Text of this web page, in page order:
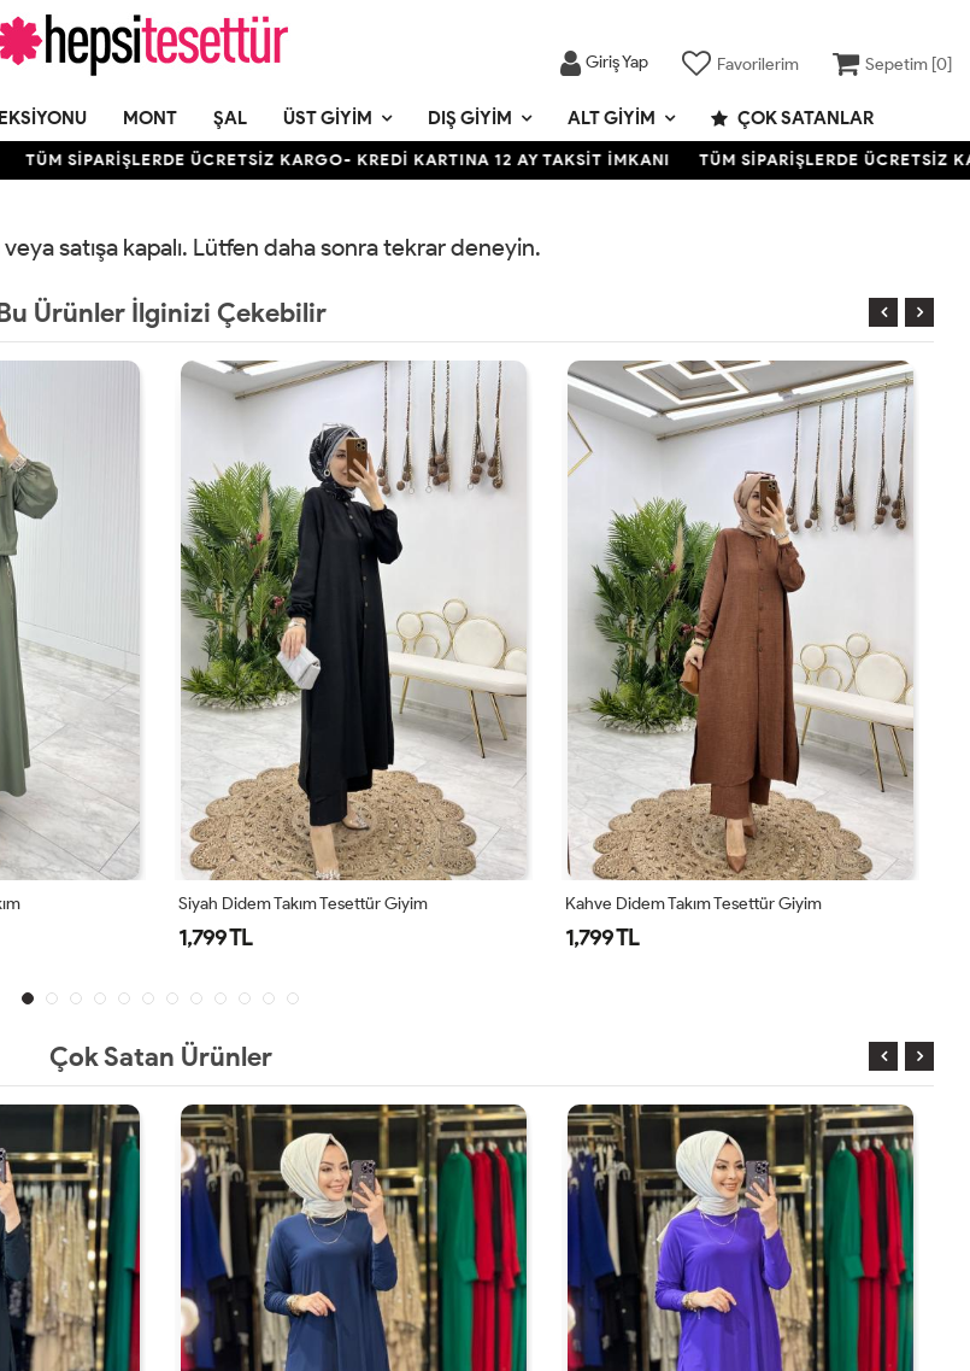
Giriş Yap Favorilerim Sepetim [0]
MONT ŞAL ÜST GIYIM DIŞ GIYIM ALT GIYIM ÇOK SATANLAR
SİPARİŞLERDE ÜCRETSİZ KARGO- KREDİ KARTINA 12 AY TAKSİT İMKANI TÜM SİPARİŞLERDE ÜCRETSİZ
satışa kapalı. Lütfen daha sonra tekrar deneyin.
Ürünler İlginizi Çekebilir
Siyah Didem Takım Tesettür Giyim
1,799 TL
Kahve Didem Takım Tesettür Giyim
1,799 TL
Çok Satan Ürünler